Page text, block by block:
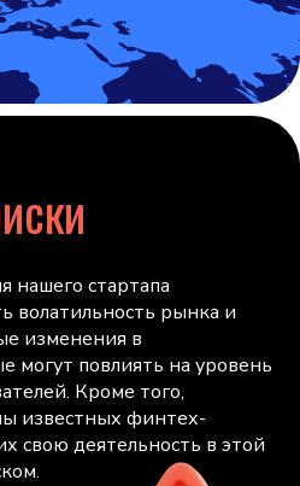
нашего стартапа
волатильность рынка и
изменения в
могут повлиять на уровень
Кроме того,
известных финтех-
свою деятельность в этой